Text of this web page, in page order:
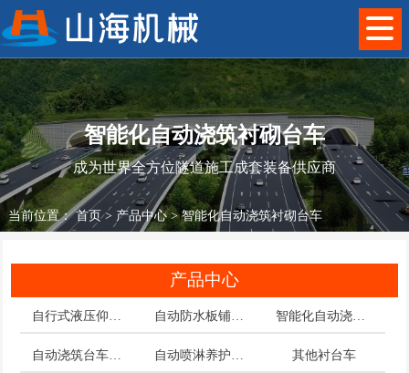
智能化自动浇筑衬砌台车
成为世界全方位隧道施工成套装备供应商
当前位置：首页> 产品中心>智能化自动浇筑衬砌台车
产品中心
自动防水板铺挂台车
其他衬台车